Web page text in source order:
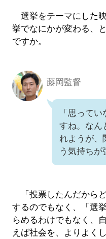
選挙をテーマにした
挙でなにかが変わる、
ですか。
藤岡監督
「思って
すね。なん
れようが、
う気持ちが
「投票したんだから
するのでもなく、「選
らめるわけでもなく、
えば社会を、よりよく